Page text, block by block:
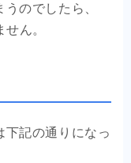
のでしたら、
ん。
下記の通りになっ